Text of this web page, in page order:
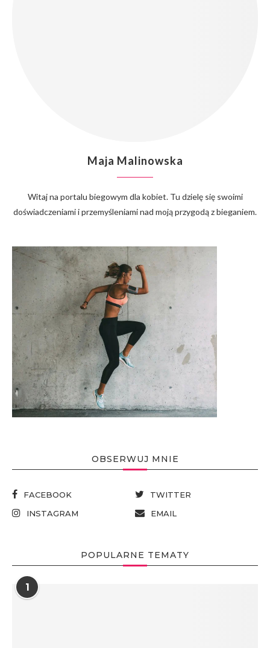
Maja Malinowska
Witaj na portalu biegowym dla kobiet. Tu dzielę się swoimi
doświadczeniami i przemyśleniami nad moją przygodą z bieganiem.
OBSERWUJ MNIE
FACEBOOK
TWITTER
INSTAGRAM
EMAIL
POPULARNE TEMATY
1